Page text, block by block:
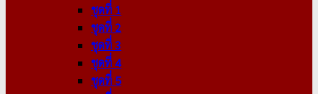
ชุดที่ 1
ชุดที่ 2
ชุดที่ 3
ชุดที่ 4
ชุดที่ 5